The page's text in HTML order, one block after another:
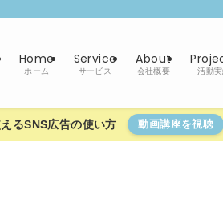
Home
ホーム
Service
サービス
About
会社概要 活動
るSNS広告の使い方 動画講座を視聴